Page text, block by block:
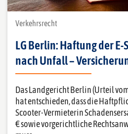
Verkehrsrecht
LG Berlin: Haftung der
nach Unfall –
Das Landgericht Berlin (Urteil vom
hat entschieden, dass die
Scooter-Vermieterin
€ sowie vorgerichtliche